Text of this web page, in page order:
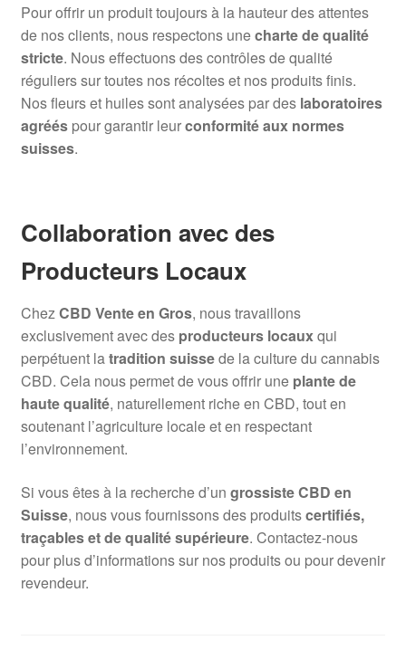
Pour offrir un produit toujours à la hauteur des attentes
de nos clients, nous respectons unecharte de qualité
stricte. Nous effectuons des contrôles de qualité
réguliers sur toutes nos récoltes et nos produits finis.
Nos fleurs et huiles sont analysées par des laboratoires
agrééspour garantir leurconformité aux normes
suisses.
Collaboration avec des
Producteurs Locaux
ChezCBD Vente en Gros, nous travaillons
exclusivement avec des producteurs locauxqui
perpétuent latradition suissede la culture du cannabis
CBD. Cela nous permet de vous offrir une plante de
haute qualité, naturellement riche en CBD, tout en
soutenant l’agriculture locale et en respectant
l’environnement.
Si vous êtes à la recherche d’un grossiste CBD en
Suisse, nous vous fournissons des produitscertifiés,
traçables et de qualité supérieure. Contactez-nous
pour plus d’informations sur nos produits ou pour devenir
revendeur.